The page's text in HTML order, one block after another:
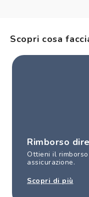
Scopri cosa
Rimborso
Ottieni il
assicurazione.
Scopri di più